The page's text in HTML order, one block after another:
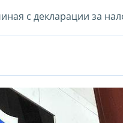
с декларации за